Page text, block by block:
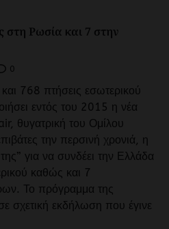
Ρωσία και 7 στην
0
768 πτήσεις εσωτερικού
εντός του 2015 η νέα
θυγατρική του Ομίλου
την περσινή χρονιά, η
της” για να συνδέει την Ελλάδα
καθώς και 7
Το πρόγραμμα της
σχετική εκδήλωση που έγινε